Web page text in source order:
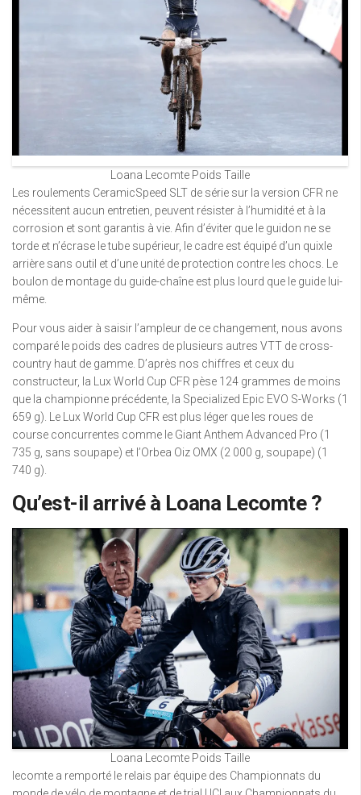
Loana Lecomte Poids Taille
Les roulements CeramicSpeed ​​SLT de série sur la version CFR ne
nécessitent aucun entretien, peuvent résister à l’humidité et à la
corrosion et sont garantis à vie. Afin d’éviter que le guidon ne se
torde et n’écrase le tube supérieur, le cadre est équipé d’un quixle
arrière sans outil et d’une unité de protection contre les chocs. Le
boulon de montage du guide-chaîne est plus lourd que le guide lui-
même.
Pour vous aider à saisir l’ampleur de ce changement, nous avons
comparé le poids des cadres de plusieurs autres VTT de cross-
country haut de gamme. D’après nos chiffres et ceux du
constructeur, la Lux World Cup CFR pèse 124 grammes de moins
que la championne précédente, la Specialized Epic EVO S-Works (1
659 g). Le Lux World Cup CFR est plus léger que les roues de
course concurrentes comme le Giant Anthem Advanced Pro (1
735 g, sans soupape) et l’Orbea Oiz OMX (2 000 g, soupape) (1
740 g).
Qu’est-il arrivé à Loana Lecomte ?
Loana Lecomte Poids Taille
lecomte a remporté le relais par équipe des Championnats du